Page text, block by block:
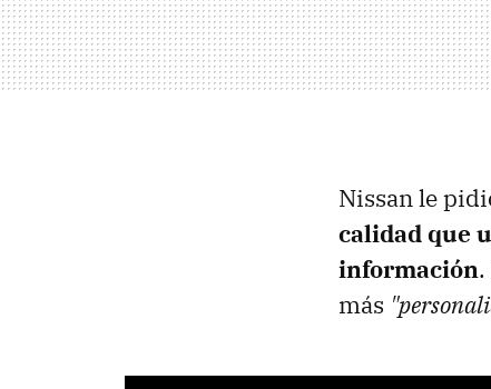
Nissan le
calidad que
información
más